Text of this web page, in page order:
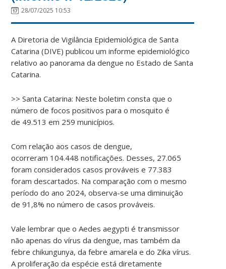
28/07/2025 10:53
A Diretoria de Vigilância Epidemiológica de Santa
Catarina (DIVE) publicou um informe epidemiológico
relativo ao panorama da dengue no Estado de Santa
Catarina.
>> Santa Catarina: Neste boletim consta que o
número de focos positivos para o mosquito é
de 49.513 em 259 municípios.
Com relação aos casos de dengue,
ocorreram 104.448 notificações. Desses, 27.065
foram considerados casos prováveis e 77.383
foram descartados. Na comparação com o mesmo
período do ano 2024, observa-se uma diminuição
de 91,8% no número de casos prováveis.
Vale lembrar que o Aedes aegypti é transmissor
não apenas do vírus da dengue, mas também da
febre chikungunya, da febre amarela e do Zika vírus.
A proliferação da espécie está diretamente